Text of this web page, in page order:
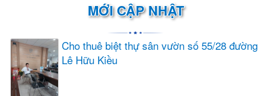
MỚI CẬP NHẬT
Cho thuê biệt thự sân vườn số 55/28 đường
Lê Hữu Kiều